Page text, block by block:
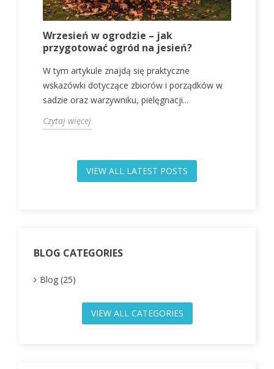
Wrzesień w ogrodzie – jak
przygotować ogród na jesień?
W tym artykule znajdą się praktyczne
wskazówki dotyczące zbiorów i porządków w
sadzie oraz warzywniku, pielęgnacji...
Czytaj więcej
VIEW ALL LATEST POSTS
BLOG CATEGORIES
Blog (25)
VIEW ALL CATEGORIES